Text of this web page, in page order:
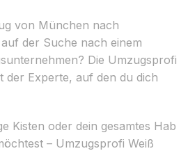
von München nach
der Suche nach einem
Die Umzugsprofi
der Experte, auf den du dich
Kisten oder dein gesamtes Hab
– Umzugsprofi Weiß